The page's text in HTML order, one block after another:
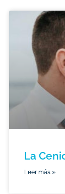
La
Leer más »